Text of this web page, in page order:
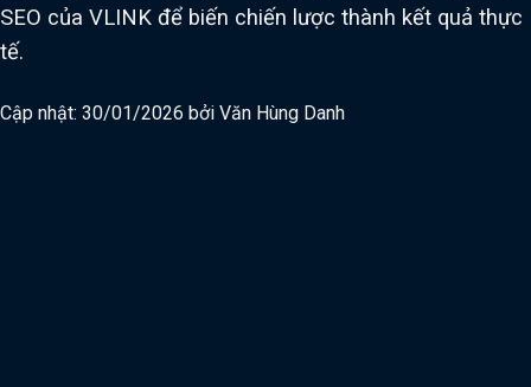
SEO của VLINK để biến chiến lược thành kết quả thực
tế.
Cập nhật: 30/01/2026 bởi Văn Hùng Danh